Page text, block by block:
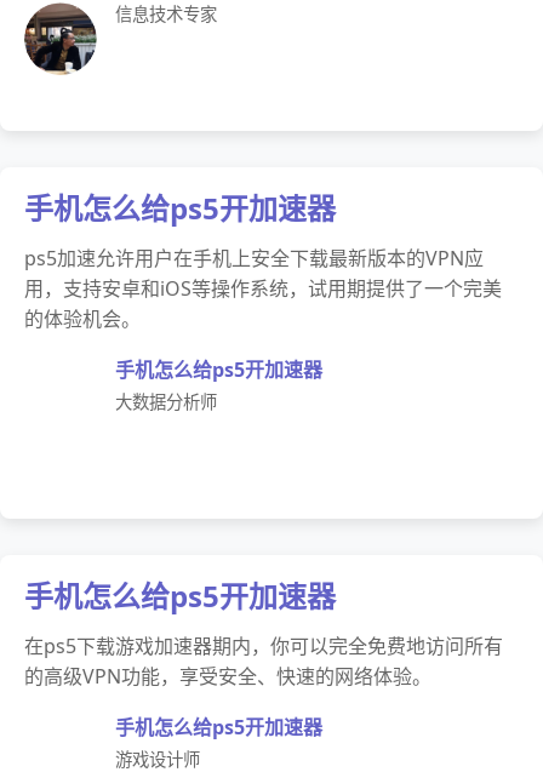
信息技术专家
手机怎么给ps5开加速器
ps5加速允许用户在手机上安全下载最新版本的VPN应
用，支持安卓和iOS等操作系统，试用期提供了一个完美
的体验机会。
手机怎么给ps5开加速器
大数据分析师
手机怎么给ps5开加速器
在ps5下载游戏加速器期内，你可以完全免费地访问所有
的高级VPN功能，享受安全、快速的网络体验。
手机怎么给ps5开加速器
游戏设计师